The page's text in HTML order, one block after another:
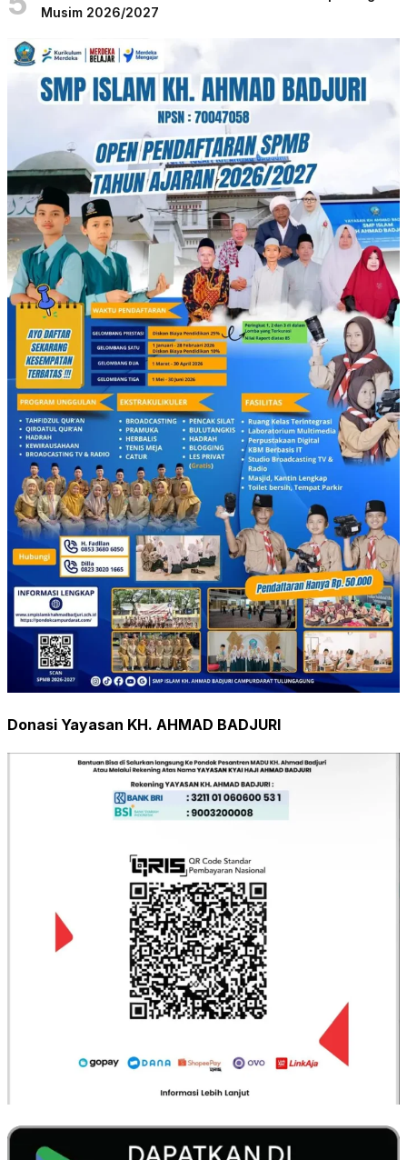
Musim 2026/2027
Donasi Yayasan KH. AHMAD BADJURI